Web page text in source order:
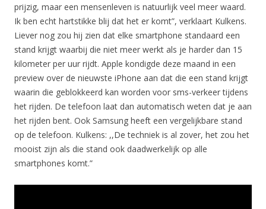
prijzig, maar een mensenleven is natuurlijk veel meer waard.
Ik ben echt hartstikke blij dat het er komt”, verklaart Kulkens.
Liever nog zou hij zien dat elke smartphone standaard een
stand krijgt waarbij die niet meer werkt als je harder dan 15
kilometer per uur rijdt. Apple kondigde deze maand in een
preview over de nieuwste iPhone aan dat die een stand krijgt
waarin die geblokkeerd kan worden voor sms-verkeer tijdens
het rijden. De telefoon laat dan automatisch weten dat je aan
het rijden bent. Ook Samsung heeft een vergelijkbare stand
op de telefoon. Kulkens: ,,De techniek is al zover, het zou het
mooist zijn als die stand ook daadwerkelijk op alle
smartphones komt.”